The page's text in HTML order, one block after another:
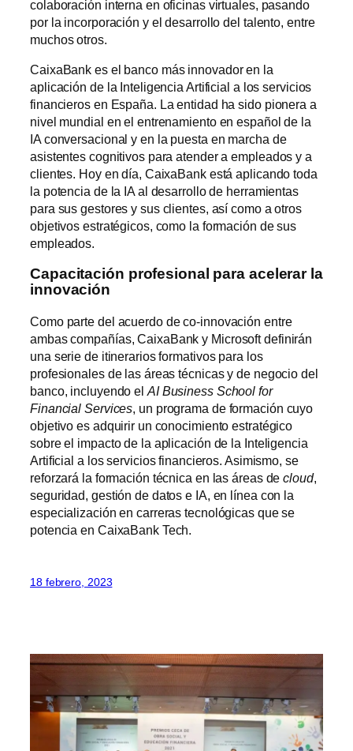
colaboración interna en oficinas virtuales, pasando
por la incorporación y el desarrollo del talento, entre
muchos otros.
CaixaBank es el banco más innovador en la
aplicación de la Inteligencia Artificial a los servicios
financieros en España. La entidad ha sido pionera a
nivel mundial en el entrenamiento en español de la
IA conversacional y en la puesta en marcha de
asistentes cognitivos para atender a empleados y a
clientes. Hoy en día, CaixaBank está aplicando toda
la potencia de la IA al desarrollo de herramientas
para sus gestores y sus clientes, así como a otros
objetivos estratégicos, como la formación de sus
empleados.
Capacitación profesional para acelerar la
innovación
Como parte del acuerdo de co-innovación entre
ambas compañías, CaixaBank y Microsoft definirán
una serie de itinerarios formativos para los
profesionales de las áreas técnicas y de negocio del
banco, incluyendo el AI Business School for
Financial Services, un programa de formación cuyo
objetivo es adquirir un conocimiento estratégico
sobre el impacto de la aplicación de la Inteligencia
Artificial a los servicios financieros. Asimismo, se
reforzará la formación técnica en las áreas decloud,
seguridad, gestión de datos e IA, en línea con la
especialización en carreras tecnológicas que se
potencia en CaixaBank Tech.
18 febrero, 2023